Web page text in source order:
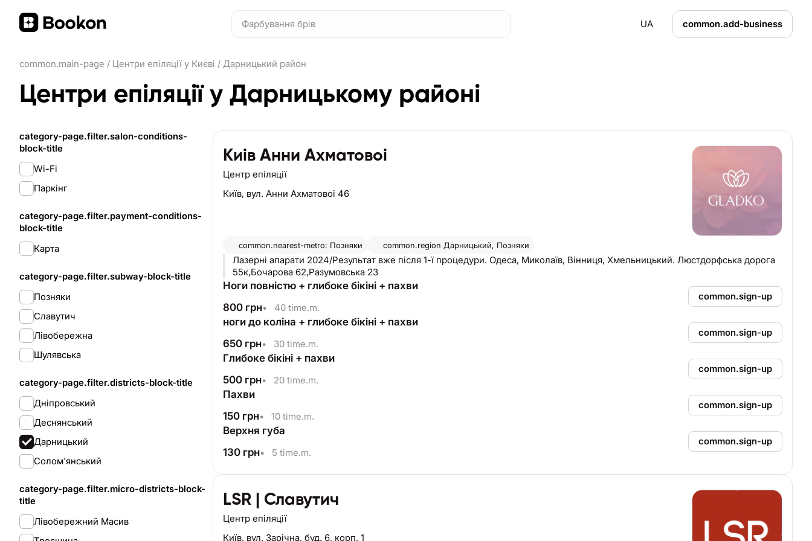
UA common.add-business
common.main-page / Центри епіляції у Києві / Дарницький район
Центри епіляції у Дарницькому районі
category-page.filter.salon-conditions-
block-title
Wi-Fi
Паркінг
category-page.filter.payment-conditions-
block-title
Карта
category-page.filter.subway-block-title
Позняки
Славутич
Лівобережна
Шулявська
category-page.filter.districts-block-title
Дніпровський
Деснянський
Дарницький
Солом'янський
category-page.filter.micro-districts-block-
title
Лівобережний Масив
Киів Анни Ахматовоі
Центр епіляції
Київ, вул. Анни Ахматовоі 46
common.nearest-metro: Позняки common.region Дарницький, Позняки
Лазерні апарати 2024/Результат вже після 1-ї процедури. Одеса, Миколаїв, Вінниця, Хмельницький. Люстдорфська дорога
55к,Бочарова 62,Разумовська 23
Ноги повністю + глибоке бікіні + пахви
800 грн• 40 time.m.
common.sign-up
ноги до коліна + глибоке бікіні + пахви
650 грн• 30 time.m.
common.sign-up
Глибоке бікіні + пахви
500 грн• 20 time.m.
common.sign-up
Пахви
150 грн• 10 time.m.
common.sign-up
Верхня губа
130 грн• 5 time.m.
common.sign-up
LSR | Славутич
Центр епіляції
Київ, вул. Зарічна, буд. 6, корп. 1